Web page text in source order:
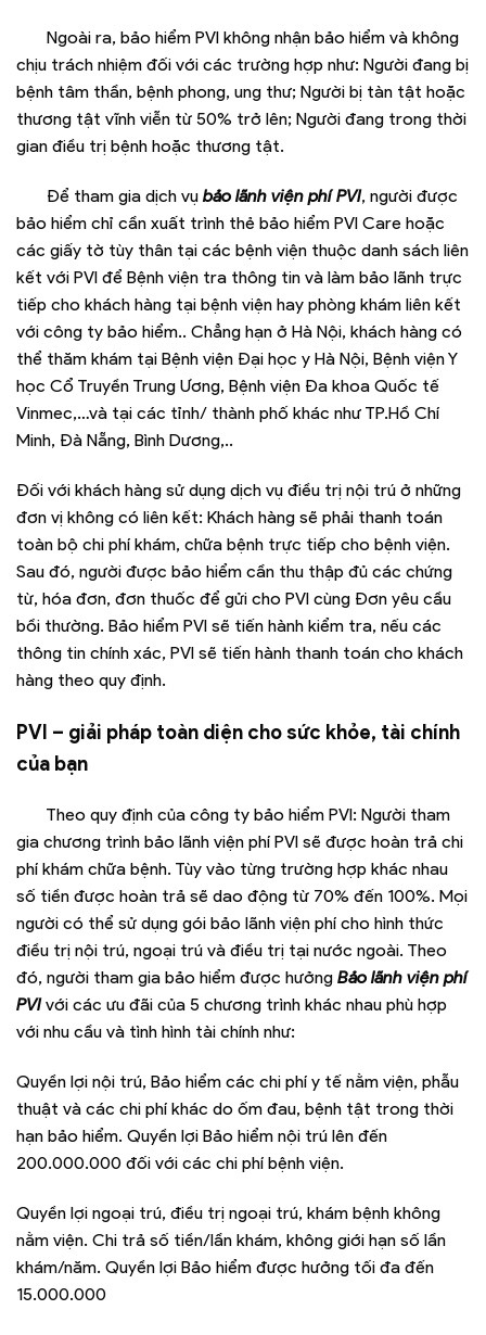
Ngoài ra, bảo hiểm PVI không nhận bảo hiểm và không
chịu trách nhiệm đối với các trường hợp như: Người đang bị
bệnh tâm thần, bệnh phong, ung thư; Người bị tàn tật hoặc
thương tật vĩnh viễn từ 50% trở lên; Người đang trong thời
gian điều trị bệnh hoặc thương tật.
Để tham gia dịch vụ bảo lãnh viện phí PVI, người được
bảo hiểm chỉ cần xuất trình thẻ bảo hiểm PVI Care hoặc
các giấy tờ tùy thân tại các bệnh viện thuộc danh sách liên
kết với PVI để Bệnh viện tra thông tin và làm bảo lãnh trực
tiếp cho khách hàng tại bệnh viện hay phòng khám liên kết
với công ty bảo hiểm.. Chẳng hạn ở Hà Nội, khách hàng có
thể thăm khám tại Bệnh viện Đại học y Hà Nội, Bệnh viện Y
học Cổ Truyền Trung Ương, Bệnh viện Đa khoa Quốc tế
Vinmec,…và tại các tỉnh/ thành phố khác như TP.Hồ Chí
Minh, Đà Nẵng, Bình Dương,..
Đối với khách hàng sử dụng dịch vụ điều trị nội trú ở những
đơn vị không có liên kết: Khách hàng sẽ phải thanh toán
toàn bộ chi phí khám, chữa bệnh trực tiếp cho bệnh viện.
Sau đó, người được bảo hiểm cần thu thập đủ các chứng
từ, hóa đơn, đơn thuốc để gửi cho PVI cùng Đơn yêu cầu
bồi thường. Bảo hiểm PVI sẽ tiến hành kiểm tra, nếu các
thông tin chính xác, PVI sẽ tiến hành thanh toán cho khách
hàng theo quy định.
PVI – giải pháp toàn diện cho sức khỏe, tài chính
của bạn
Theo quy định của công ty bảo hiểm PVI: Người tham
gia chương trình bảo lãnh viện phí PVI sẽ được hoàn trả chi
phí khám chữa bệnh. Tùy vào từng trường hợp khác nhau
số tiền được hoàn trả sẽ dao động từ 70% đến 100%. Mọi
người có thể sử dụng gói bảo lãnh viện phí cho hình thức
điều trị nội trú, ngoại trú và điều trị tại nước ngoài. Theo
đó, người tham gia bảo hiểm được hưởng Bảo lãnh viện phí
PVIvới các ưu đãi của 5 chương trình khác nhau phù hợp
với nhu cầu và tình hình tài chính như:
Quyền lợi nội trú, Bảo hiểm các chi phí y tế nằm viện, phẫu
thuật và các chi phí khác do ốm đau, bệnh tật trong thời
hạn bảo hiểm. Quyền lợi Bảo hiểm nội trú lên đến
200.000.000 đối với các chi phí bệnh viện.
Quyền lợi ngoại trú, điều trị ngoại trú, khám bệnh không
nằm viện. Chi trả số tiền/lần khám, không giới hạn số lần
khám/năm. Quyền lợi Bảo hiểm được hưởng tối đa đến
15.000.000